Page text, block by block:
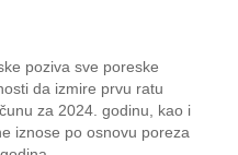
poziva sve poreske
da izmire prvu ratu
za 2024. godinu, kao i
iznose po osnovu poreza